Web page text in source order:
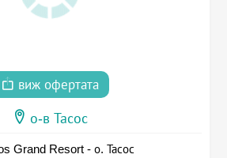
виж офертата
о-в Тасос
Grand Resort - о. Тасос